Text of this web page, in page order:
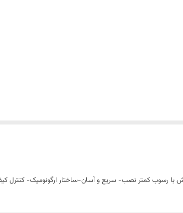
کمتر نصب- سریع و آسان-ساختار ارگونومیک- کنترل کیفیت